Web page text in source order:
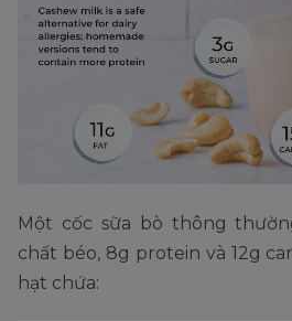
Một cốc sữa bò thông
chất béo, 8g protein và 12g
hạt chứa: